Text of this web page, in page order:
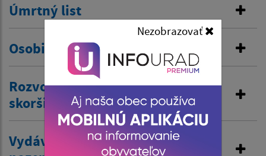
Nezobrazovať
Úmrtný list
Osobitná matrika
Rozvod manželstva a prijatie
skoršieho priezviska
Vydávanie výpisov z matriky a